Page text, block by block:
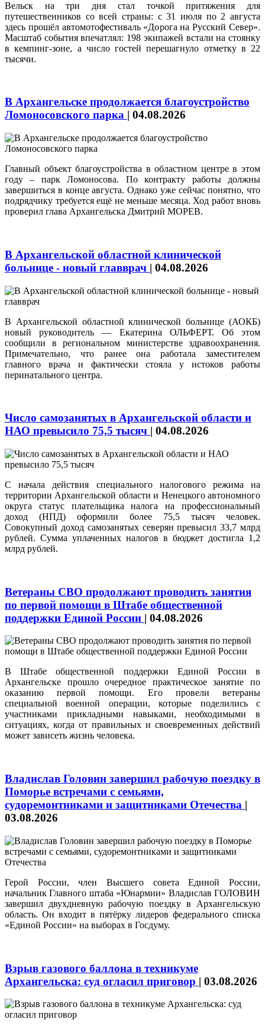
Вельск на три дня стал точкой притяжения для
путешественников со всей страны: с 31 июля по 2 августа
здесь прошёл автомотофестиваль «Дорога на Русский Север».
Масштаб события впечатлял: 198 экипажей встали на стоянку
в кемпинг‑зоне, а число гостей перешагнуло отметку в 22
тысячи.
В Архангельске продолжается благоустройство
Ломоносовского парка | 04.08.2026
Главный объект благоустройства в областном центре в этом
году – парк Ломоносова. По контракту работы должны
завершиться в конце августа. Однако уже сейчас понятно, что
подрядчику требуется ещё не меньше месяца. Ход работ вновь
проверил глава Архангельска Дмитрий МОРЕВ.
В Архангельской областной клинической
больнице - новый главврач | 04.08.2026
В Архангельской областной клинической больнице (АОКБ)
новый руководитель — Екатерина ОЛЬФЕРТ. Об этом
сообщили в региональном министерстве здравоохранения.
Примечательно, что ранее она работала заместителем
главного врача и фактически стояла у истоков работы
перинатального центра.
Число самозанятых в Архангельской области и
НАО превысило 75,5 тысяч | 04.08.2026
С начала действия специального налогового режима на
территории Архангельской области и Ненецкого автономного
округа статус плательщика налога на профессиональный
доход (НПД) оформили более 75,5 тысяч человек.
Совокупный доход самозанятых северян превысил 33,7 млрд
рублей. Сумма уплаченных налогов в бюджет достигла 1,2
млрд рублей.
Ветераны СВО продолжают проводить занятия
по первой помощи в Штабе общественной
поддержки Единой России | 04.08.2026
В Штабе общественной поддержки Единой России в
Архангельске прошло очередное практическое занятие по
оказанию первой помощи. Его провели ветераны
специальной военной операции, которые поделились с
участниками прикладными навыками, необходимыми в
ситуациях, когда от правильных и своевременных действий
может зависеть жизнь человека.
Владислав Головин завершил рабочую поездку в
Поморье встречами с семьями,
судоремонтниками и защитниками Отечества |
03.08.2026
Герой России, член Высшего совета Единой России,
начальник Главного штаба «Юнармии» Владислав ГОЛОВИН
завершил двухдневную рабочую поездку в Архангельскую
область. Он входит в пятёрку лидеров федерального списка
«Единой России» на выборах в Госдуму.
Взрыв газового баллона в техникуме
Архангельска: суд огласил приговор | 03.08.2026